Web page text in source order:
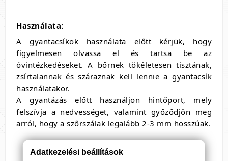
Használata:
A gyantacsíkok használata előtt kérjük, hogy
figyelmesen olvassa el és tartsa be az
óvintézkedéseket. A bőrnek tökéletesen tisztának,
zsírtalannak és száraznak kell lennie a gyantacsík
használatakor.
A gyantázás előtt használjon hintőport, mely
felszívja a nedvességet, valamint győződjön meg
arról, hogy a szőrszálak legalább 2-3 mm hosszúak.
Adatkezelési beállítások